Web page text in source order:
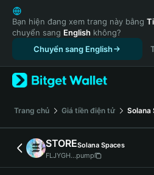
English
日本語
Tiếng Việt
Русский
Español (Latinoamérica)
Türkçe
Français
Deutsch
简体中文
繁體中文
Português (Portugal)
Bạn hiện đang xem trang này bằng
chuyển sang English không?
Chuyển sang English
‌Trang chủ Giá tiền điện tử Solana
STORESolana Spaces
FLJYGH...pump